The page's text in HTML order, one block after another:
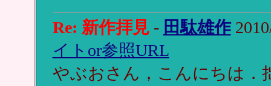
Re: 新作拝見- 田駄雄作
イトor参照URL
やぶおさん，こんにちは．